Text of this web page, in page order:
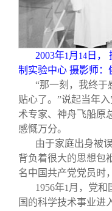
2003年1月 14 日，
制实验中心 摄影师：
“那一刻，我终于
贴心了。”说起当年
术专家、神舟飞船原
感慨万分。
由于家庭出身被
背负着很大的思想
名中国共产党党员时
1956年1月，党和
国的科学技术事业进